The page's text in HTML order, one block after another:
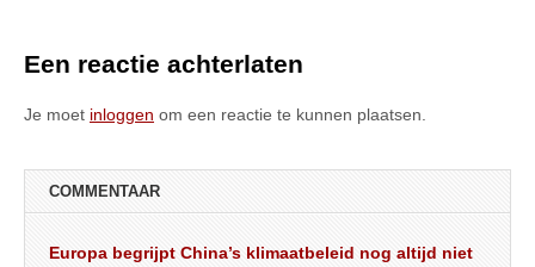
Een reactie achterlaten
Je moet inloggen om een reactie te kunnen plaatsen.
COMMENTAAR
Europa begrijpt China’s klimaatbeleid nog altijd niet